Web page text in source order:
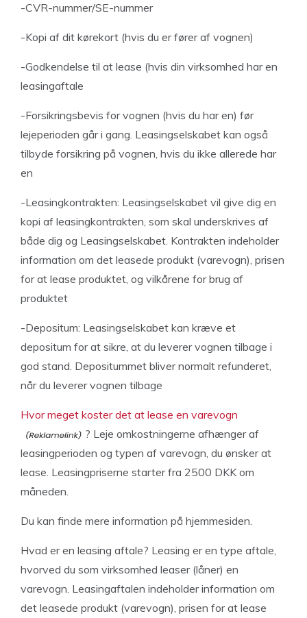
-CVR-nummer/SE-nummer
-Kopi af dit kørekort (hvis du er fører af vognen)
-Godkendelse til at lease (hvis din virksomhed har en
leasingaftale
-Forsikringsbevis for vognen (hvis du har en) før
lejeperioden går i gang. Leasingselskabet kan også
tilbyde forsikring på vognen, hvis du ikke allerede har
en
-Leasingkontrakten: Leasingselskabet vil give dig en
kopi af leasingkontrakten, som skal underskrives af
både dig og Leasingselskabet. Kontrakten indeholder
information om det leasede produkt (varevogn), prisen
for at lease produktet, og vilkårene for brug af
produktet
-Depositum: Leasingselskabet kan kræve et
depositum for at sikre, at du leverer vognen tilbage i
god stand. Depositummet bliver normalt refunderet,
når du leverer vognen tilbage
Hvor meget koster det at lease en varevogn
? Leje omkostningerne afhænger af
leasingperioden og typen af varevogn, du ønsker at
lease. Leasingpriserne starter fra 2500 DKK om
måneden.
Du kan finde mere information på hjemmesiden.
Hvad er en leasing aftale? Leasing er en type aftale,
hvorved du som virksomhed leaser (låner) en
varevogn. Leasingaftalen indeholder information om
det leasede produkt (varevogn), prisen for at lease